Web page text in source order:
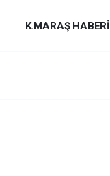
K.MARAŞ HABERİ